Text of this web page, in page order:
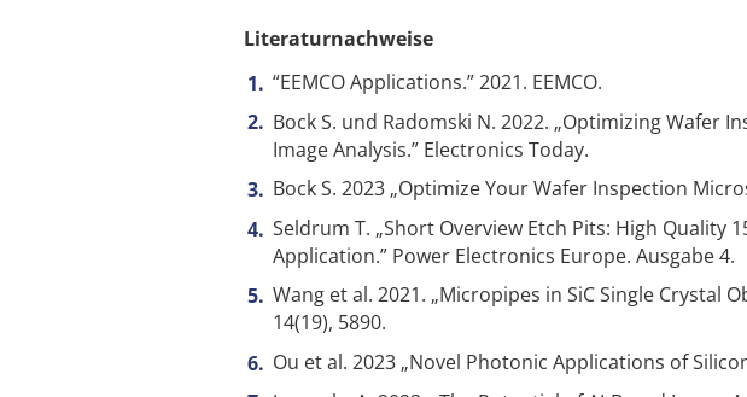
Literaturnachweise
“EEMCO Applications.” 2021. EEMCO.
Bock S. und Radomski N. 2022. „Optimizing Wafer
Image Analysis.” Electronics Today.
Bock S. 2023 „Optimize Your Wafer Inspection
Seldrum T. „Short Overview Etch Pits: High Quality
Application.” Power Electronics Europe. Ausgabe 4.
Wang et al. 2021. „Micropipes in SiC Single Crystal
14(19), 5890.
Ou et al. 2023 „Novel Photonic Applications of